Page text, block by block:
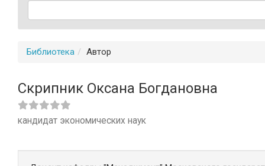
Библиотека Автор
Скрипник Оксана Богдановна
кандидат экономических наук